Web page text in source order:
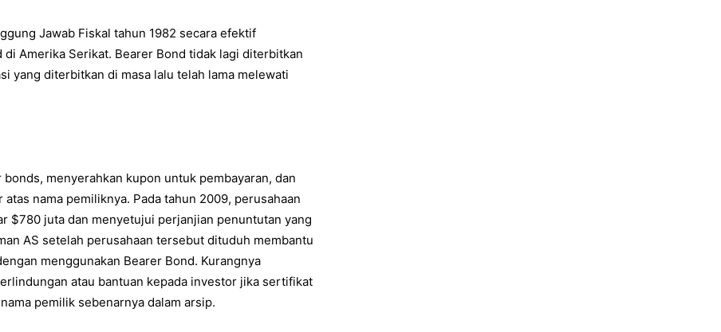
Jawab Fiskal tahun 1982 secara efektif
Amerika Serikat. Bearer Bond tidak lagi diterbitkan
yang diterbitkan di masa lalu telah lama melewati
menyerahkan kupon untuk pembayaran, dan
nama pemiliknya. Pada tahun 2009, perusahaan
$780 juta dan menyetujui perjanjian penuntutan yang
AS setelah perusahaan tersebut dituduh membantu
menggunakan Bearer Bond. Kurangnya
atau bantuan kepada investor jika sertifikat
pemilik sebenarnya dalam arsip.